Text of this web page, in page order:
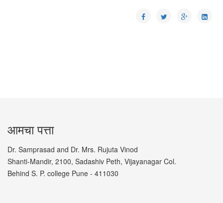
आमचा पत्ता
Dr. Samprasad and Dr. Mrs. Rujuta Vinod
Shanti-Mandir, 2100, Sadashiv Peth, Vijayanagar Col.
Behind S. P. college Pune - 411030